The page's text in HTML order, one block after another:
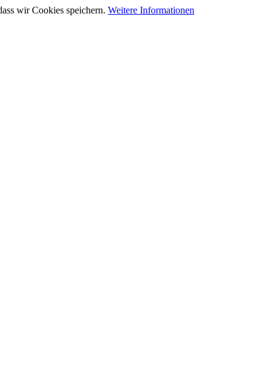
wir Cookies speichern. Weitere Informationen